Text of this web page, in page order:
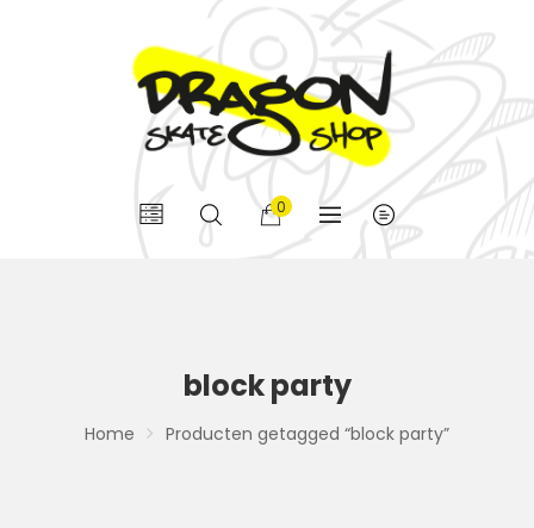
0
block party
Home Producten getagged “block party”